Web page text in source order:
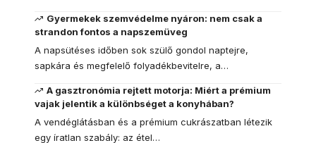
Gyermekek szemvédelme nyáron: nem csak a
strandon fontos a napszemüveg
A napsütéses időben sok szülő gondol naptejre,
sapkára és megfelelő folyadékbevitelre, a…
A gasztronómia rejtett motorja: Miért a prémium
vajak jelentik a különbséget a konyhában?
A vendéglátásban és a prémium cukrászatban létezik
egy íratlan szabály: az étel…